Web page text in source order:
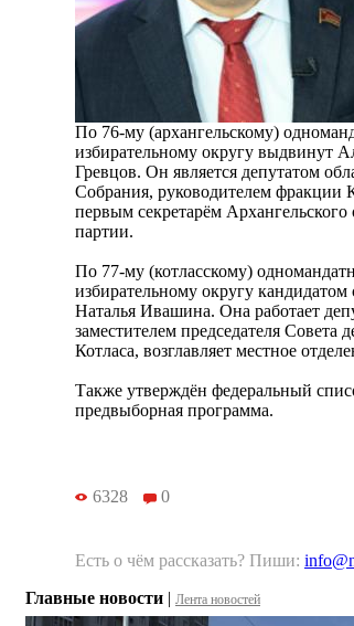
По 76-му (архангельскому)
избирательному округу выдвинут
Гревцов. Он является депутатом
Собрания, руководителем
первым секретарём Архангельского
партии.
По 77-му (котласскому)
избирательному округу кандидатом
Наталья Ивашина. Она работает
заместителем председателя Совета
Котласа, возглавляет местное
Также утверждён федеральный
предвыборная программа.
6328 0
Есть о чём рассказать? Пиши:
Главные новости | Лента новостей